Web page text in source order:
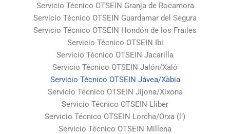
Servicio Técnico OTSEIN Granja de Rocamora
Servicio Técnico OTSEIN Guardamar del Segura
Servicio Técnico OTSEIN Hondón de los Frailes
Servicio Técnico OTSEIN Ibi
Servicio Técnico OTSEIN Jacarilla
Servicio Técnico OTSEIN Jalón/Xaló
Servicio Técnico OTSEIN Jávea/Xàbia
Servicio Técnico OTSEIN Jijona/Xixona
Servicio Técnico OTSEIN Llíber
Servicio Técnico OTSEIN Lorcha/Orxa (l’)
Servicio Técnico OTSEIN Millena